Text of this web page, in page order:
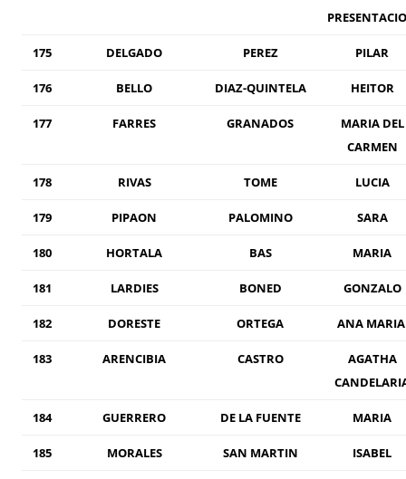
175 DELGADO PEREZ PILAR
176 BELLO DIAZ-QUINTELA HEITOR
177 FARRES GRANADOS
MARIA DEL
CARMEN
178 RIVAS TOME LUCIA
179 PIPAON PALOMINO SARA
180 HORTALA BAS MARIA
181 LARDIES BONED GONZALO
182 DORESTE ORTEGA ANA
183 ARENCIBIA CASTRO
AGATHA
184 GUERRERO DE LA FUENTE MARIA
185 MORALES SAN MARTIN ISABEL